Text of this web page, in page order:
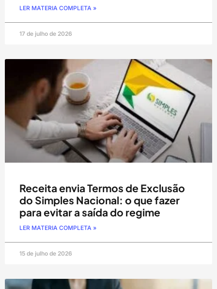
LER MATERIA COMPLETA »
17 de julho de 2026
Receita envia Termos de Exclusão
do Simples Nacional: o que fazer
para evitar a saída do regime
LER MATERIA COMPLETA »
15 de julho de 2026